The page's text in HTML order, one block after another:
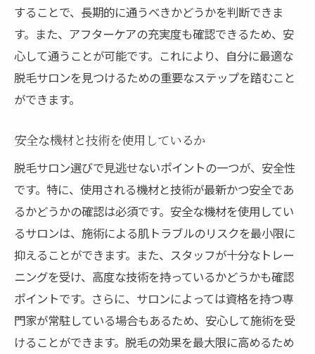
することで、長期的に通うべきかどうかを判断できま
す。また、アフターケアの充実度も確認できるため、安
心して通うことが可能です。これにより、自分に最適な
脱毛サロンを見つけるための重要なステップを踏むこと
ができます。
安全な機材と技術を使用しているか
脱毛サロン選びで見逃せないポイントの一つが、安全性
です。特に、使用される機材と技術が最新かつ安全であ
るかどうかの確認は必須です。安全な機材を使用してい
るサロンは、施術による肌トラブルのリスクを最小限に
抑えることができます。また、スタッフが十分なトレー
ニングを受け、高度な技術を持っているかどうかも確認
ポイントです。さらに、サロンによっては資格を持つ専
門家が常駐している場合もあるため、安心して施術を受
けることができます。脱毛の効果を最大限に高めるため